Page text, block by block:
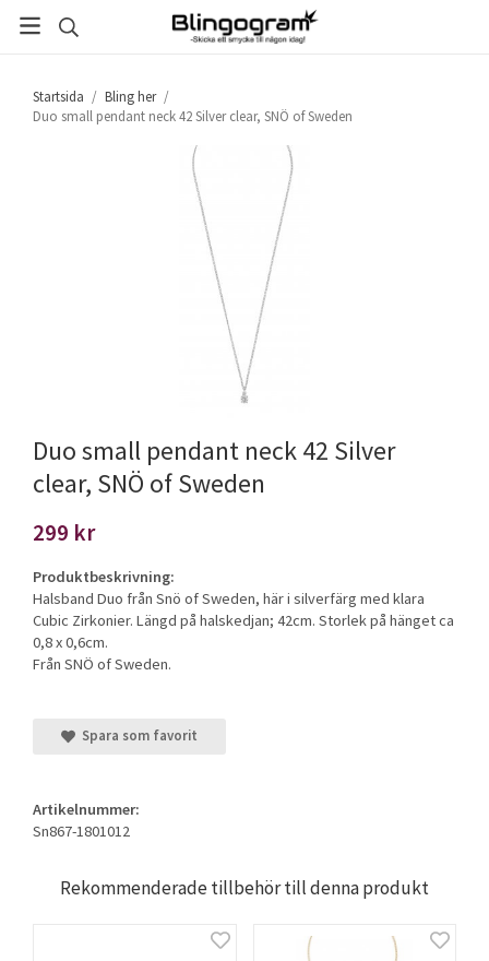
Startsida / Bling her /
Duo small pendant neck 42 Silver clear, SNÖ of Sweden
Duo small pendant neck 42 Silver
clear, SNÖ of Sweden
299 kr
Produktbeskrivning:
Halsband Duo från Snö of Sweden, här i silverfärg med klara
Cubic Zirkonier. Längd på halskedjan; 42cm. Storlek på hänget ca
0,8 x 0,6cm.
Från SNÖ of Sweden.
Spara som favorit
Artikelnummer:
Sn867-1801012
Rekommenderade tillbehör till denna produkt